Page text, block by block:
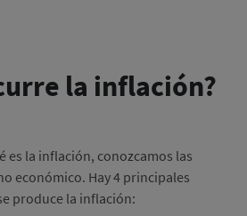
la inflación?
es la inflación, conozcamos las
económico. Hay 4 principales
produce la inflación: